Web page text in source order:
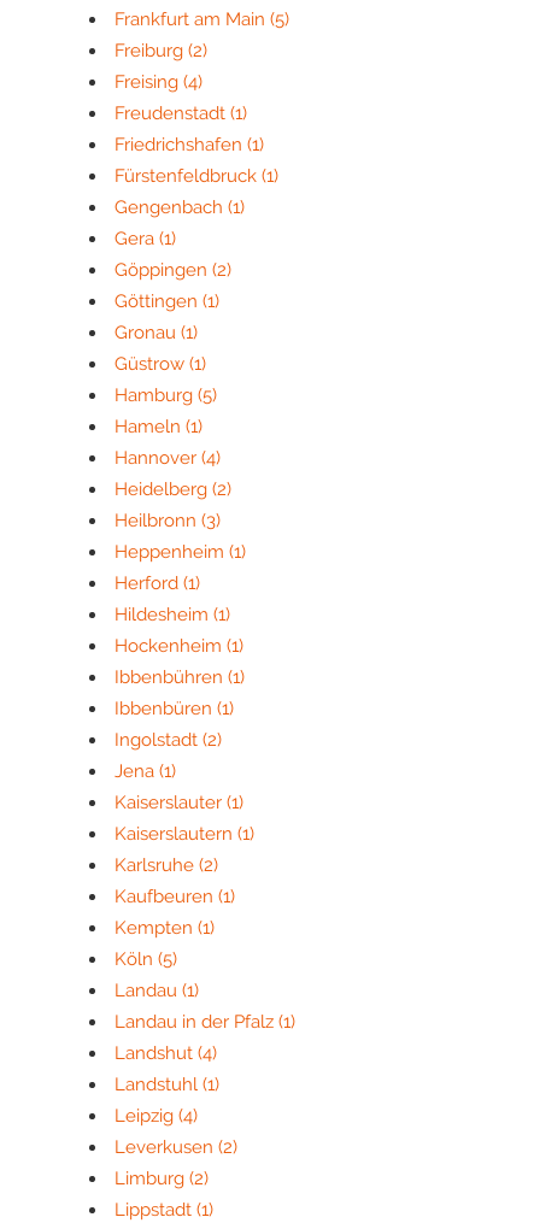
Frankfurt am Main (5)
Freiburg (2)
Freising (4)
Freudenstadt (1)
Friedrichshafen (1)
Fürstenfeldbruck (1)
Gengenbach (1)
Gera (1)
Göppingen (2)
Göttingen (1)
Gronau (1)
Güstrow (1)
Hamburg (5)
Hameln (1)
Hannover (4)
Heidelberg (2)
Heilbronn (3)
Heppenheim (1)
Herford (1)
Hildesheim (1)
Hockenheim (1)
Ibbenbühren (1)
Ibbenbüren (1)
Ingolstadt (2)
Jena (1)
Kaiserslauter (1)
Kaiserslautern (1)
Karlsruhe (2)
Kaufbeuren (1)
Kempten (1)
Köln (5)
Landau (1)
Landau in der Pfalz (1)
Landshut (4)
Landstuhl (1)
Leipzig (4)
Leverkusen (2)
Limburg (2)
Lippstadt (1)